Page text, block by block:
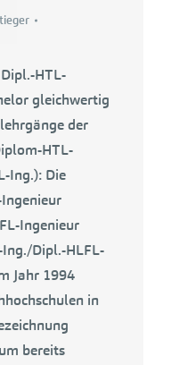
HTL-
gleichwertig
der
HTL-
Ing.): Die
Ingenieur
Dipl.-HLFL-
Jahr 1994
in
bereits